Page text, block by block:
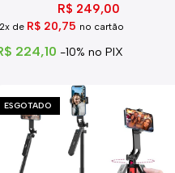
R$ 249,00
de R$ 20,75 no cartão
224,10 -10% no PIX
ESGOTADO